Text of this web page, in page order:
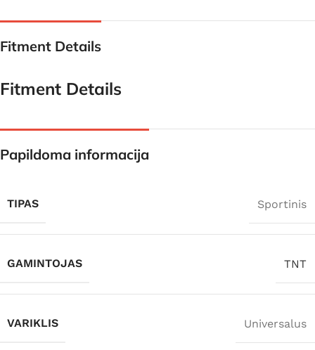
Fitment Details
Fitment Details
Papildoma informacija
TIPAS Sportinis
GAMINTOJAS TNT
VARIKLIS Universalus